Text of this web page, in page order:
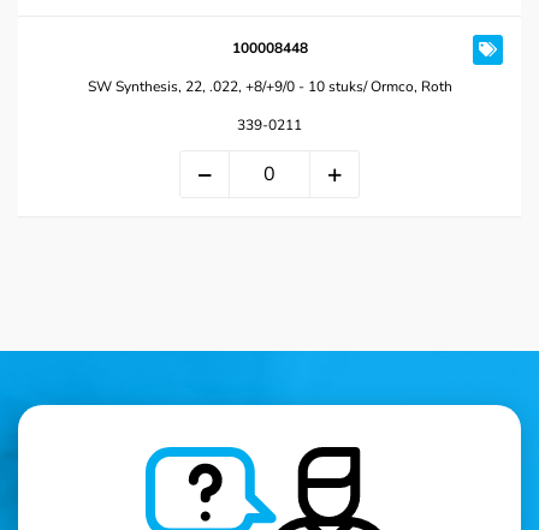
100008448
SW Synthesis, 22, .022, +8/+9/0 - 10 stuks/ Ormco, Roth
339-0211